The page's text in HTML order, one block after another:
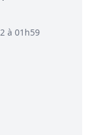
à 01h59